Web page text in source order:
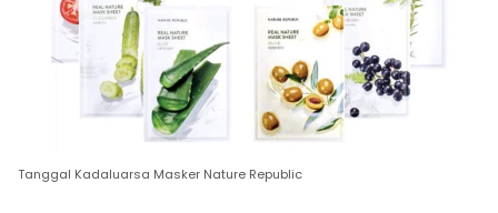
Tanggal Kadaluarsa Masker Nature Republic